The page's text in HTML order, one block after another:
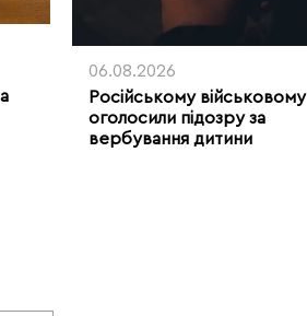
06.08.2026
Російському військовому
оголосили підозру за
вербування дитини